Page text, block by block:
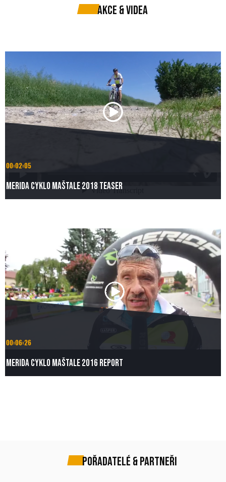
AKCE & VIDEA
00:02:05
Merida Cyklo Maštale 2018 Teaser
00:06:26
Merida Cyklo Maštale 2016 Report
POŘADATELÉ & PARTNEŘI